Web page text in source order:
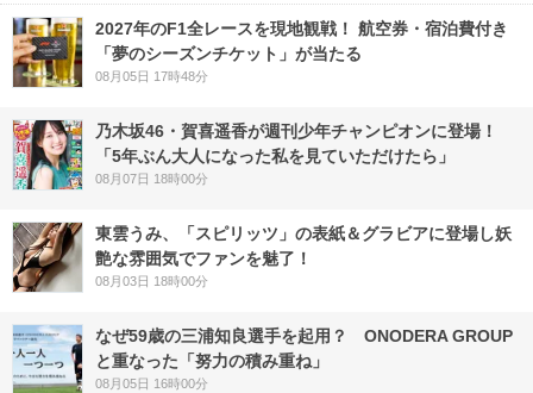
2027年のF1全レースを現地観戦！ 航空券・宿泊費付き
「夢のシーズンチケット」が当たる
08月05日 17時48分
乃木坂46・賀喜遥香が週刊少年チャンピオンに登場！
「5年ぶん大人になった私を見ていただけたら」
08月07日 18時00分
東雲うみ、「スピリッツ」の表紙＆グラビアに登場し妖
艶な雰囲気でファンを魅了！
08月03日 18時00分
なぜ59歳の三浦知良選手を起用？ ONODERA GROUP
と重なった「努力の積み重ね」
08月05日 16時00分